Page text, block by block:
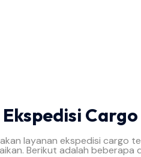
layanan ekspedisi cargo
Berikut adalah beberapa